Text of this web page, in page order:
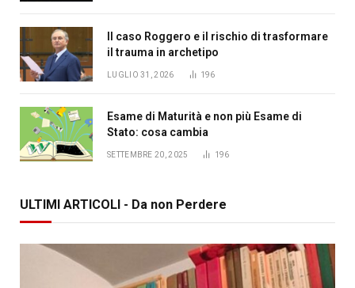
Il caso Roggero e il rischio di trasformare
il trauma in archetipo
LUGLIO 31, 2026 196
Esame di Maturità e non più Esame di
Stato: cosa cambia
SETTEMBRE 20, 2025 196
ULTIMI ARTICOLI - Da non Perdere